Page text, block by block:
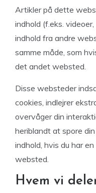
Artikler på dette
indhold (f.eks.
indhold fra andre
samme måde, som
det andet websted.
Disse websteder
cookies, indlejrer
overvåger din
heriblandt at spore
indhold, hvis du har
websted.
Hvem vi